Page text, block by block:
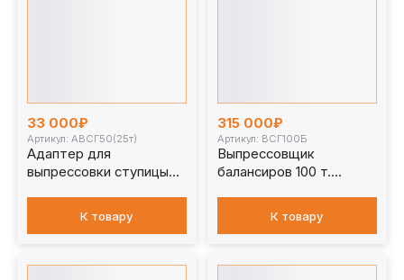
33 000₽
Артикул: АВСГ50(25т)
Адаптер для
выпрессовки ступицы
К товару
315 000₽
Артикул: ВСГ100Б
Выпрессовщик
балансиров 100 т.
К товару